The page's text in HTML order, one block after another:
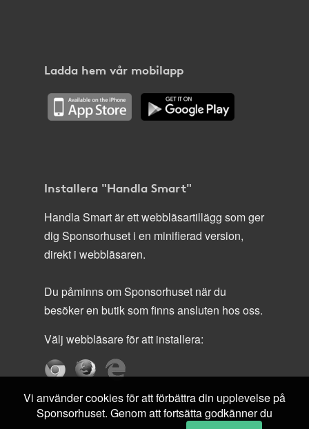
Ladda hem vår mobilapp
Installera "Handla Smart"
Handla Smart är ett webbläsartillägg som ger
dig Sponsorhuset i en minifierad version,
direkt i webbläsaren.
Du påminns om Sponsorhuset när du
besöker en butik som finns ansluten hos oss.
Välj webbläsare för att installera:
Vi använder cookies för att förbättra din upplevelse på
Sponsorhuset. Genom att fortsätta godkänner du